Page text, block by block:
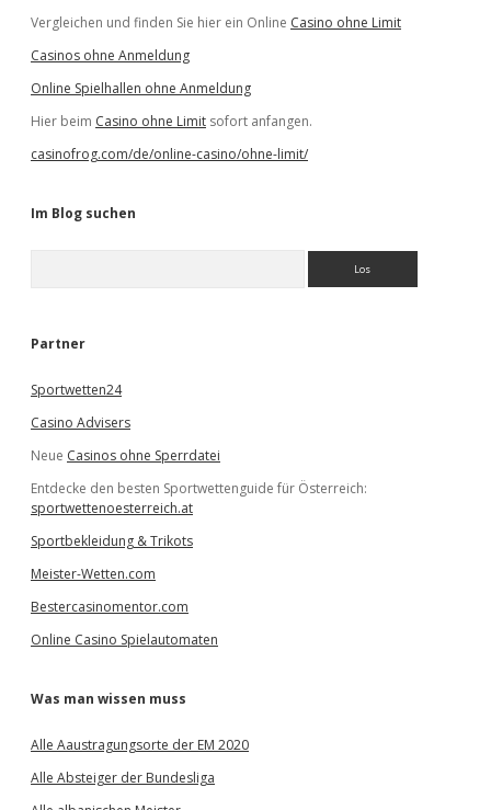
Vergleichen und finden Sie hier ein Online Casino ohne Limit
Casinos ohne Anmeldung
Online Spielhallen ohne Anmeldung
Hier beim Casino ohne Limit sofort anfangen.
casinofrog.com/de/online-casino/ohne-limit/
Im Blog suchen
e
Partner
Sportwetten24
Casino Advisers
Neue Casinos ohne Sperrdatei
Entdecke den besten Sportwettenguide für Österreich:
sportwettenoesterreich.at
Sportbekleidung & Trikots
Meister-Wetten.com
Bestercasinomentor.com
Online Casino Spielautomaten
Was man wissen muss
Alle Aaustragungsorte der EM 2020
Alle Absteiger der Bundesliga